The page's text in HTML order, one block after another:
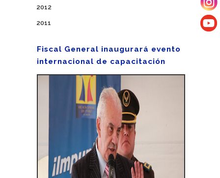
2012
2011
Fiscal General inaugurará evento
internacional de capacitación